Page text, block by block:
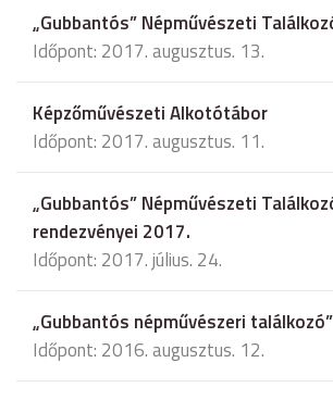
„Gubbantós” Népművészeti
Időpont: 2017. augusztus. 13.
Képzőművészeti Alkotótábor
Időpont: 2017. augusztus. 11.
„Gubbantós” Népművészeti
rendezvényei 2017.
Időpont: 2017. július. 24.
„Gubbantós népművészeri találkozó”
Időpont: 2016. augusztus. 12.